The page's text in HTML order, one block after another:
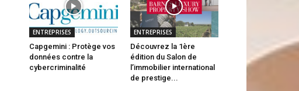
ENTREPRISES
Capgemini : Protège vos
données contre la
cybercriminalité
ENTREPRISES
Découvrez la 1ère
édition du Salon de
l’immobilier international
de prestige...